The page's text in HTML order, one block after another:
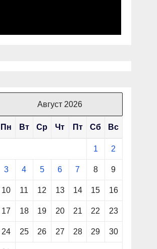
Август 2026
Пн Вт Ср Чт Пт Сб Вс
1 2
3 4 5 6 7 8 9
10 11 12 13 14 15 16
17 18 19 20 21 22 23
24 25 26 27 28 29 30